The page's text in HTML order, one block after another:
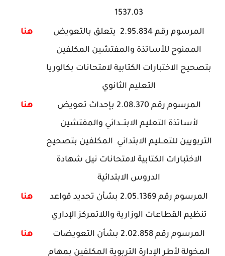
1537.03
المرسوم رقم 2.95.834 يتعلق بالتعويض
الممنوح للأساتذة والمفتشين المكلفين
بتصحيح الاختبارات الكتابية لامتحانات بكالوريا
التعليم الثانوي
هنا
المرسوم رقم 2.08.370 بإحداث تعويض
لأساتذة التعليم الابتـــدائي والمفتشين
التربويين للتعــليم الابتدائي المكلفين بتصحيح
الاختبارات الكتابية لامتحانات نيل شهادة
الدروس الابتدائية
هنا
المرسوم رقم 2.05.1369 بشأن تحديد قواعد
تنظيم القطاعات الوزارية واللاتمركز الإداري
هنا
المرسوم رقم 2.02.858 بشأن التعويضات
المخولة لأطر الإدارة التربوية المكلفين بمهام
هنا